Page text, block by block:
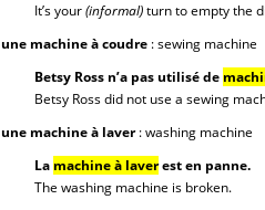
It’s your(informal)turn to empty the
une machine à coudre : sewing machine
Betsy Ross n’a pas utilisé de
Betsy Ross did not use a sewing
une machine à laver: washing machine
La machine à laverest en panne.
The washing machine is broken.